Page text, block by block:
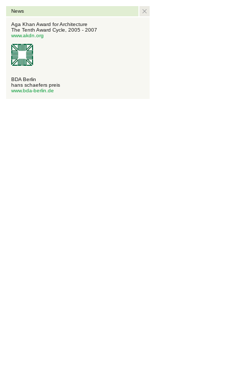
News
Aga Khan Award for Architecture
The Tenth Award Cycle, 2005 - 2007
www.akdn.org
BDA Berlin
hans schaefers preis
www.bda-berlin.de